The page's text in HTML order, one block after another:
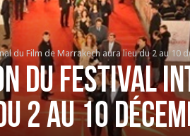
du Film de Marrakech aura lieu du 2 au 10
du Festival
2 au 10